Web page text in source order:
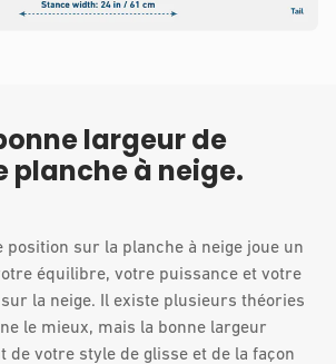
largeur de
planche à neige.
position sur la planche à neige joue un
équilibre, votre puissance et votre
la neige. Il existe plusieurs théories
le mieux, mais la bonne largeur
de votre style de glisse et de la façon